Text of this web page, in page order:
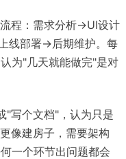
程：需求分析→UI设计
线部署→后期维护。每
为"几天就能做完"是对
"写个文档"，认为只是
像建房子，需要架构
一个环节出问题都会